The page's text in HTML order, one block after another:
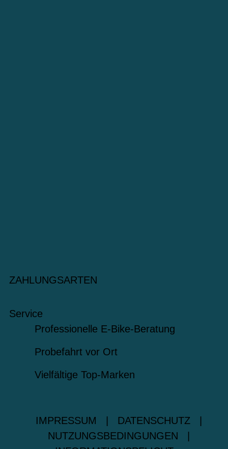
ZAHLUNGSARTEN
Service
Professionelle E-Bike-Beratung
Probefahrt vor Ort
Vielfältige Top-Marken
IMPRESSUM DATENSCHUTZ
NUTZUNGSBEDINGUNGEN